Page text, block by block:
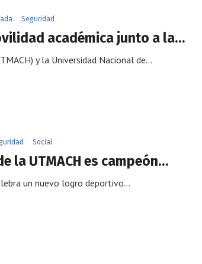
Seguridad
académica junto a la…
y la Universidad Nacional de…
Social
la UTMACH es campeón…
un nuevo logro deportivo…